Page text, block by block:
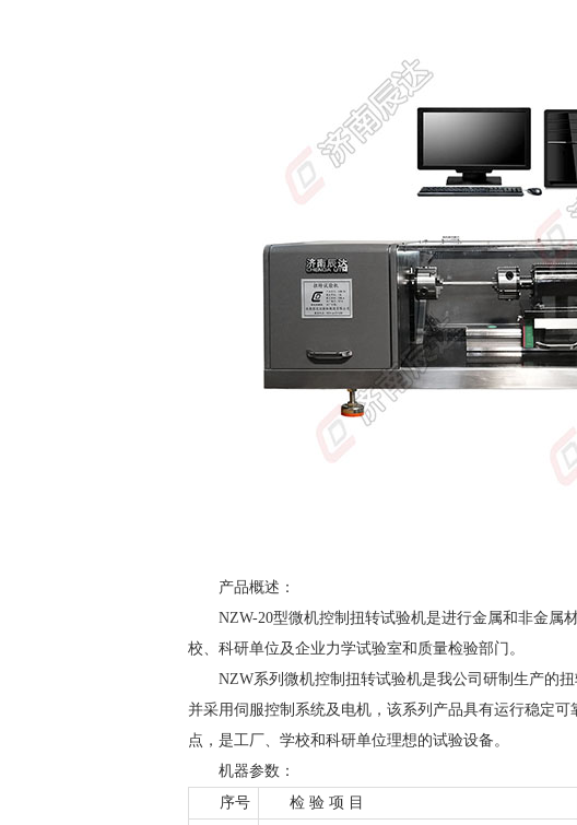
产品概述：
NZW-20型微机控制扭转试验机是进行金属和非金属
校、科研单位及企业力学试验室和质量检验部门。
NZW系列微机控制扭转试验机是我公司研制生产的
并采用伺服控制系统及电机，该系列产品具有运行稳定
点，是工厂、学校和科研单位理想的试验设备。
机器参数：
序号
检 验 项 目